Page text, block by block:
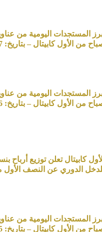
المستجدات اليومية من
من الأول كابيتال – بتاريخ: 07-07-2026م
المستجدات اليومية من
من الأول كابيتال – بتاريخ: 06-07-2026م
الدوري عن النصف الأول من
المستجدات اليومية من
من الأول كابيتال – بتاريخ: 05-07-2026م